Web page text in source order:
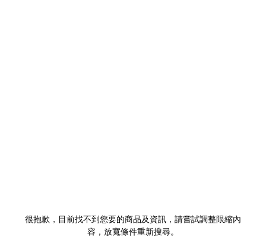
很抱歉，目前找不到您要的商品及資訊，請嘗試調整限縮內
容，放寬條件重新搜尋。